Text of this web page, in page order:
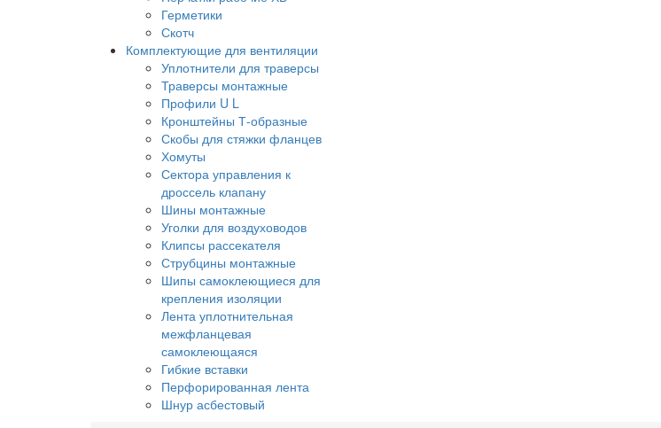
Герметики
Скотч
Комплектующие для вентиляции
Уплотнители для траверсы
Траверсы монтажные
Профили U L
Кронштейны Т-образные
Скобы для стяжки фланцев
Хомуты
Сектора управления к
дроссель клапану
Шины монтажные
Уголки для воздуховодов
Клипсы рассекателя
Струбцины монтажные
Шипы самоклеющиеся для
крепления изоляции
Лента уплотнительная
межфланцевая
самоклеющаяся
Гибкие вставки
Перфорированная лента
Шнур асбестовый